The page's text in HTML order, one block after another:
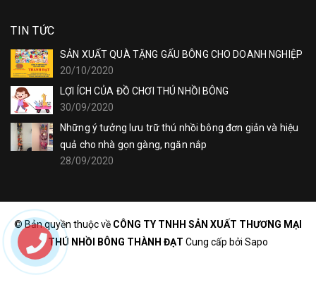
TIN TỨC
SẢN XUẤT QUÀ TẶNG GẤU BÔNG CHO DOANH NGHIỆP
20/10/2020
LỢI ÍCH CỦA ĐỒ CHƠI THÚ NHỒI BÔNG
30/09/2020
Những ý tưởng lưu trữ thú nhồi bông đơn giản và hiệu
quả cho nhà gọn gàng, ngăn nắp
28/09/2020
© Bản quyền thuộc về CÔNG TY TNHH SẢN XUẤT THƯƠNG MẠI
THÚ NHỒI BÔNG THÀNH ĐẠT Cung cấp bởi Sapo